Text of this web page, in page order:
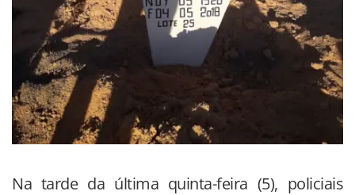
Na tarde da última quinta-feira (5), policiais